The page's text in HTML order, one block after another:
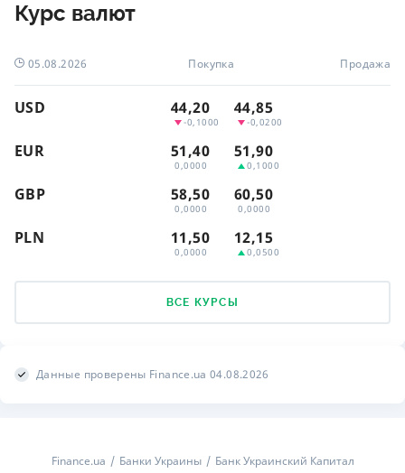
Курс валют
05.08.2026 Покупка Продажа
USD 44,20
-0,1000
44,85
-0,0200
EUR 51,40
0,0000
51,90
0,1000
GBP 58,50
0,0000
60,50
0,0000
PLN 11,50
0,0000
12,15
0,0500
ВСЕ КУРСЫ
Данные проверены Finance.ua 04.08.2026
Finance.ua Банки Украины Банк Украинский Капитал